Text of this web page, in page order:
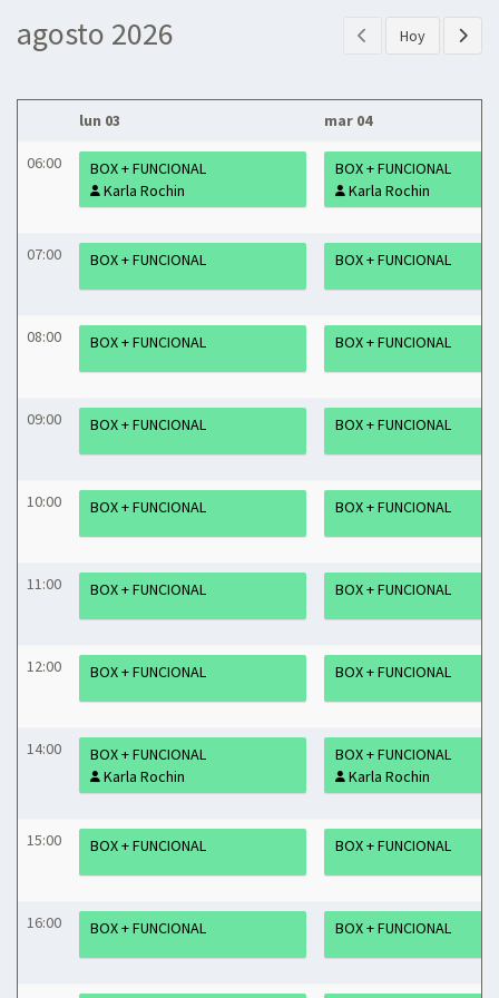
agosto 2026 Hoy
lun 03 mar 04
06:00
BOX + FUNCIONAL
Karla Rochin
BOX + FUNCIONAL
Karla Rochin
07:00 BOX + FUNCIONAL BOX + FUNCIONAL
08:00 BOX + FUNCIONAL BOX + FUNCIONAL
09:00 BOX + FUNCIONAL BOX + FUNCIONAL
10:00 BOX + FUNCIONAL BOX + FUNCIONAL
11:00 BOX + FUNCIONAL BOX + FUNCIONAL
12:00 BOX + FUNCIONAL BOX + FUNCIONAL
14:00
BOX + FUNCIONAL
Karla Rochin
BOX + FUNCIONAL
Karla Rochin
15:00 BOX + FUNCIONAL BOX + FUNCIONAL
16:00 BOX + FUNCIONAL BOX + FUNCIONAL